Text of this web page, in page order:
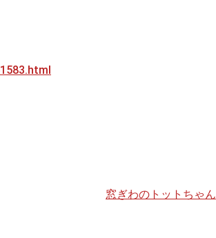
窓ぎわのトットちゃん